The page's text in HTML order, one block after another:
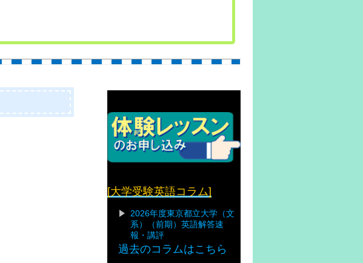
[大学受験英語コラム]
2026年度東京都立大学（文
系）（前期）英語解答速
報・講評
過去のコラムはこちら